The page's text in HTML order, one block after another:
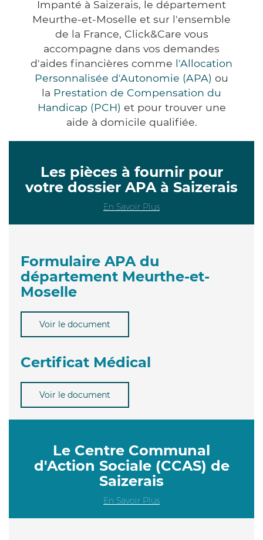
Impanté à Saizerais, le département
Meurthe-et-Moselle et sur l'ensemble
de la France, Click&Care vous
accompagne dans vos demandes
d'aides financières comme l'Allocation
Personnalisée d'Autonomie (APA) ou
la Prestation de Compensation du
Handicap (PCH) et pour trouver une
aide à domicile qualifiée.
Les pièces à fournir pour
votre dossier APA à Saizerais
En Savoir Plus
Formulaire APA du
département Meurthe-et-
Moselle
Voir le document
Certificat Médical
Voir le document
Le Centre Communal
d'Action Sociale (CCAS) de
Saizerais
En Savoir Plus